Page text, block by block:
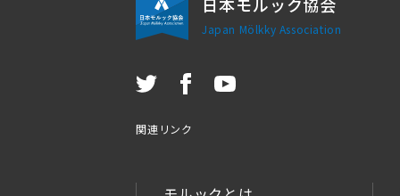
Japan Mölkky Association
関連リンク